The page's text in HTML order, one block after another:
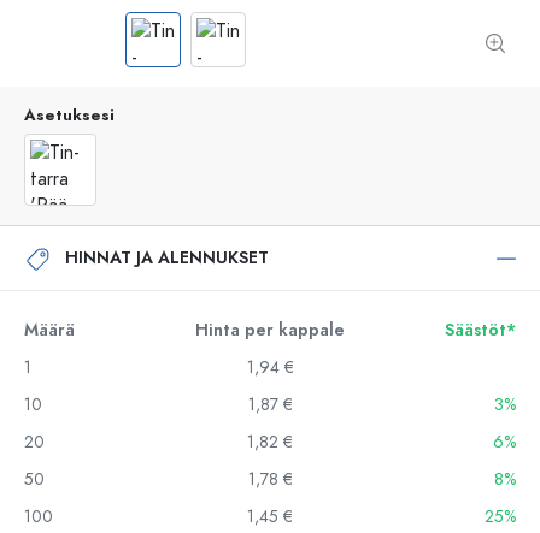
Asetuksesi
HINNAT JA ALENNUKSET
Määrä Hinta per kappale
Säästöt*
1
1,94 €
10
1,87 €
3%
20
1,82 €
6%
50
1,78 €
8%
100
1,45 €
25%